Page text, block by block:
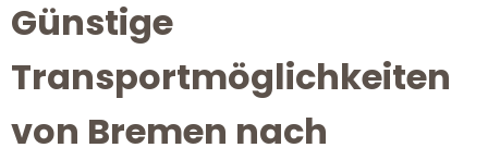
Günstige
Transportmöglichkeiten
von Bremen nach